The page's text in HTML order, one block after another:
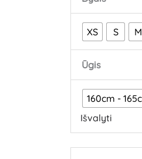
XS S M
Ūgis
160cm -
Išvalyti